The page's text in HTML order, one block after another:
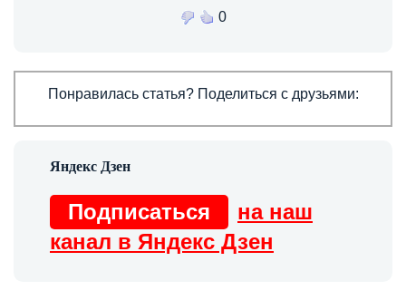
0
Понравилась статья? Поделиться с друзьями:
Подписаться
на наш
канал в Яндекс Дзен